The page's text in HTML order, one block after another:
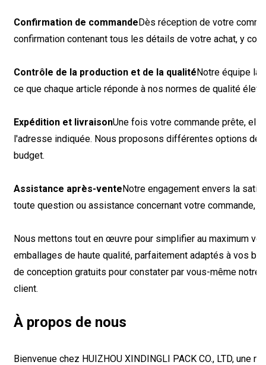
Confirmation de commandeDès réception de votre
confirmation contenant tous les détails de votre achat, y
Contrôle de la production et de la qualitéNotre équipe
ce que chaque article réponde à nos normes de qualité
Expédition et livraisonUne fois votre commande prête,
l'adresse indiquée. Nous proposons différentes options de
budget.
Assistance après-venteNotre engagement envers la
toute question ou assistance concernant votre commande,
Nous mettons tout en œuvre pour simplifier au maximum
emballages de haute qualité, parfaitement adaptés à vos
de conception gratuits pour constater par vous-même
client.
À propos de nous
Bienvenue chez HUIZHOU XINDINGLI PACK CO., LTD, une